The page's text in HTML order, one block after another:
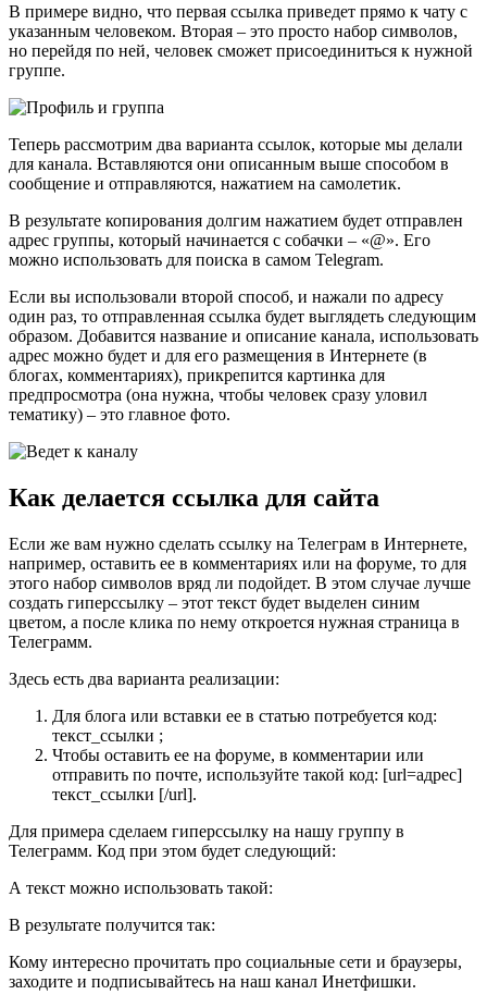
В примере видно, что первая ссылка приведет прямо к чату с
указанным человеком. Вторая – это просто набор символов,
но перейдя по ней, человек сможет присоединиться к нужной
группе.
Теперь рассмотрим два варианта ссылок, которые мы делали
для канала. Вставляются они описанным выше способом в
сообщение и отправляются, нажатием на самолетик.
В результате копирования долгим нажатием будет отправлен
адрес группы, который начинается с собачки – «@». Его
можно использовать для поиска в самом Telegram.
Если вы использовали второй способ, и нажали по адресу
один раз, то отправленная ссылка будет выглядеть следующим
образом. Добавится название и описание канала, использовать
адрес можно будет и для его размещения в Интернете (в
блогах, комментариях), прикрепится картинка для
предпросмотра (она нужна, чтобы человек сразу уловил
тематику) – это главное фото.
Как делается ссылка для сайта
Если же вам нужно сделать ссылку на Телеграм в Интернете,
например, оставить ее в комментариях или на форуме, то для
этого набор символов вряд ли подойдет. В этом случае лучше
создать гиперссылку – этот текст будет выделен синим
цветом, а после клика по нему откроется нужная страница в
Телеграмм.
Здесь есть два варианта реализации:
Для блога или вставки ее в статью потребуется код:
текст_ссылки ;
Чтобы оставить ее на форуме, в комментарии или
отправить по почте, используйте такой код: [url=адрес]
текст_ссылки [/url].
Для примера сделаем гиперссылку на нашу группу в
Телеграмм. Код при этом будет следующий:
А текст можно использовать такой:
В результате получится так:
Кому интересно прочитать про социальные сети и браузеры,
заходите и подписывайтесь на наш канал Инетфишки.